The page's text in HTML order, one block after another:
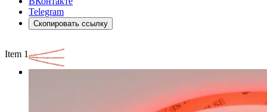
Telegram
Скопировать ссылку
Item 1 of 3